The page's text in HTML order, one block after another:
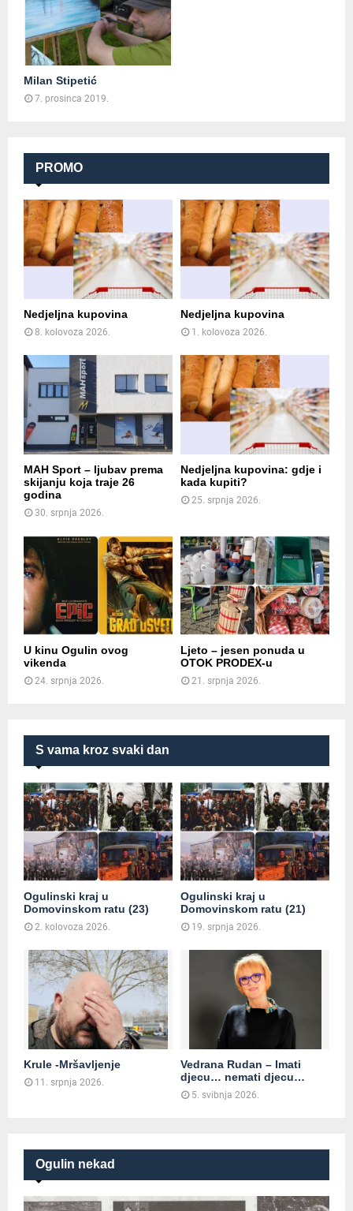
S vama kroz svaki dan
Ogulinski kraj u
Domovinskom ratu (23)
2. kolovoza 2026.
Ogulinski kraj u
Domovinskom ratu (21)
19. srpnja 2026.
Krule -Mršavljenje
11. srpnja 2026.
Vedrana Rudan – Imati
djecu… nemati djecu…
5. svibnja 2026.
Ogulin nekad
Milan Stipetić
7. prosinca 2019.
PROMO
Nedjeljna kupovina
8. kolovoza 2026.
Nedjeljna kupovina
1. kolovoza 2026.
MAH Sport – ljubav prema
skijanju koja traje 26
godina
30. srpnja 2026.
Nedjeljna kupovina: gdje i
kada kupiti?
25. srpnja 2026.
U kinu Ogulin ovog
vikenda
24. srpnja 2026.
Ljeto – jesen ponuda u
OTOK PRODEX-u
21. srpnja 2026.